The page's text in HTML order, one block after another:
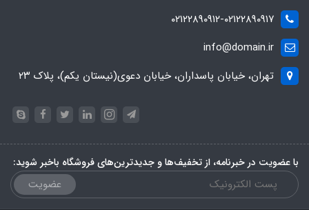
۰۲۱۲۲۸۹۰۹۱۲-۰۲۱۲۲۸۹۰۹۱۷
info@domain.ir
تهران، خیابان پاسداران، خیابان دعوی(نیستان یکم)، پلاک ۲۳
با عضویت در خبرنامه، از تخفیف‌ها و جدیدترین‌های فروشگاه باخبر شوید:
عضویت